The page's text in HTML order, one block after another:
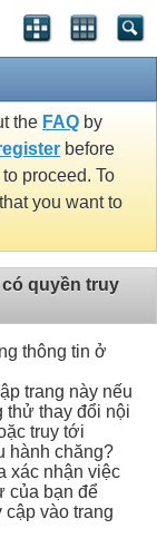
the FAQ by
before
proceed. To
you want to
quyền truy
thông tin ở
trang này nếu
thử thay đổi nội
truy tới
hành chăng?
xác nhận việc
của bạn để
cập vào trang